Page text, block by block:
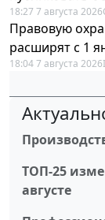
18:27 7 августа 2026
Правовую
расширят с 1
18:04 7 августа 2026
ТОП-25
августе